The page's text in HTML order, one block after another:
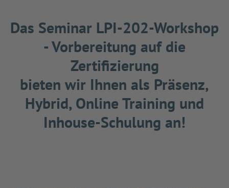
Das Seminar LPI-202-Workshop
- Vorbereitung auf die
Zertifizierung
bieten wir Ihnen als Präsenz,
Hybrid, Online Training und
Inhouse-Schulung an!